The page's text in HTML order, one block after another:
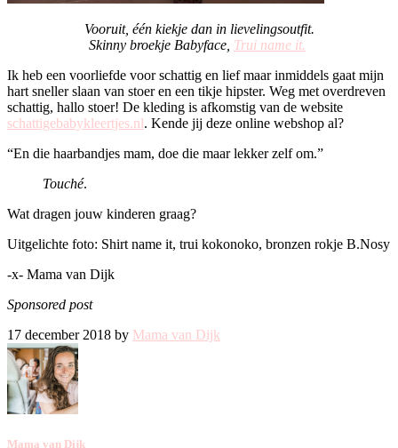
Vooruit, één kiekje dan in lievelingsoutfit.
Skinny broekje Babyface, Trui name it.
Ik heb een voorliefde voor schattig en lief maar inmiddels gaat mijn
hart sneller slaan van stoer en een tikje hipster. Weg met overdreven
schattig, hallo stoer! De kleding is afkomstig van de website
schattigebabykleertjes.nl. Kende jij deze online webshop al?
“En die haarbandjes mam, doe die maar lekker zelf om.”
Touché.
Wat dragen jouw kinderen graag?
Uitgelichte foto: Shirt name it, trui kokonoko, bronzen rokje B.Nosy
-x- Mama van Dijk
Sponsored post
17 december 2018 by Mama van Dijk
Mama van Dijk